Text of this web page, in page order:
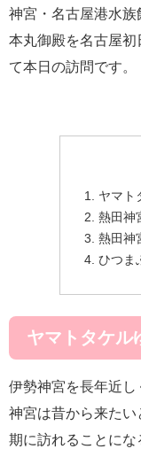
神宮・名古屋港水族
本丸御殿を名古屋
て本日の訪問です。
ヤマト
熱田神
熱田神
ひつま
ヤマトタケル
伊勢神宮を長年近し
神宮は昔から来た
期に訪れることにな